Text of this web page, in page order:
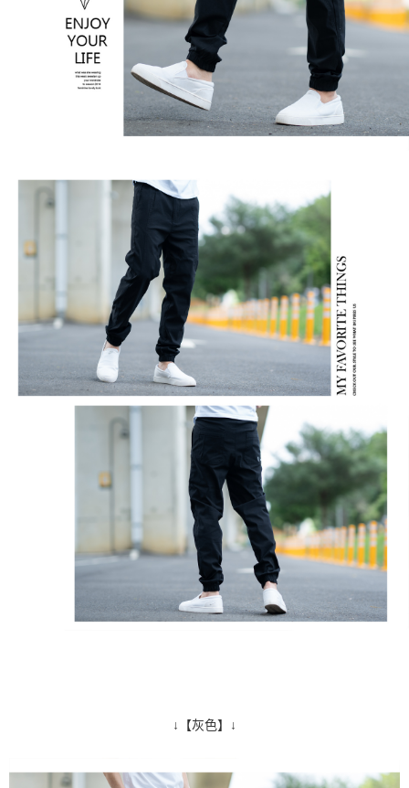
↓【灰色】↓